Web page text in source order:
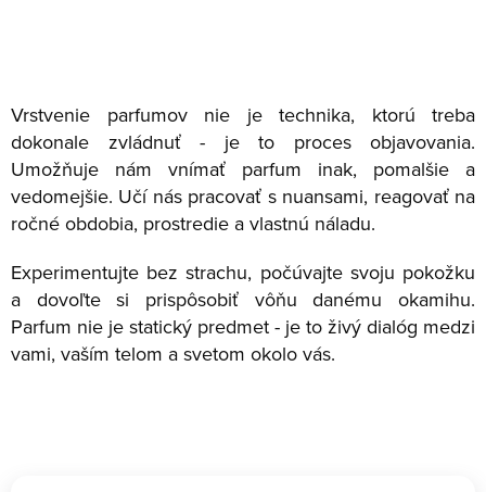
Vrstvenie parfumov nie je technika, ktorú treba
dokonale zvládnuť - je to proces objavovania.
Umožňuje nám vnímať parfum inak, pomalšie a
vedomejšie. Učí nás pracovať s nuansami, reagovať na
ročné obdobia, prostredie a vlastnú náladu.
Experimentujte bez strachu, počúvajte svoju pokožku
a dovoľte si prispôsobiť vôňu danému okamihu.
Parfum nie je statický predmet - je to živý dialóg medzi
vami, vaším telom a svetom okolo vás.